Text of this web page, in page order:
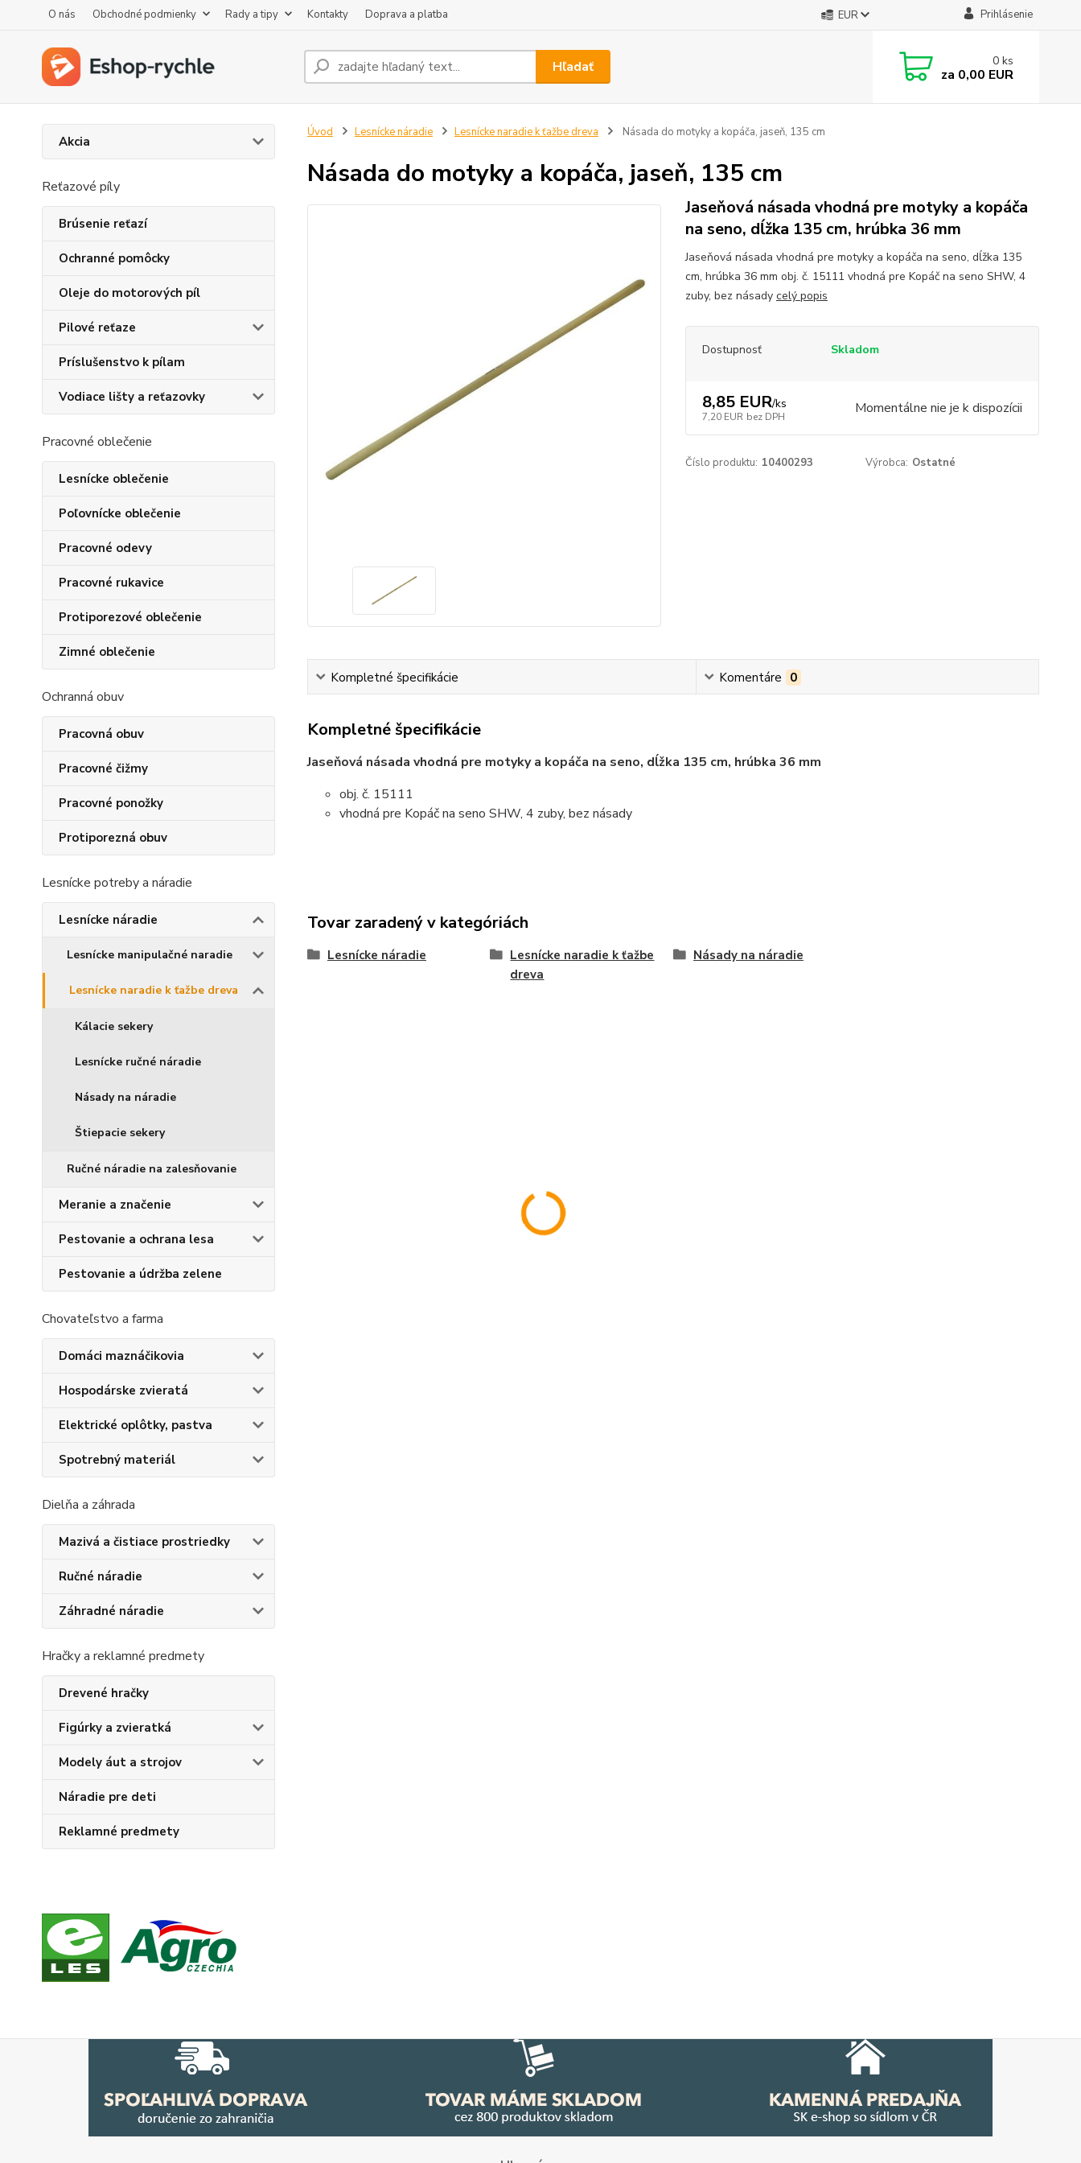
O nás Obchodné podmienky Rady a tipy Kontakty Doprava a platba EUR Prihlásenie
Hľadať 0 ks
za 0,00 EUR
Akcia
Reťazové píly
Brúsenie reťazí
Ochranné pomôcky
Oleje do motorových píl
Pilové reťaze
Príslušenstvo k pílam
Vodiace lišty a reťazovky
Pracovné oblečenie
Lesnícke oblečenie
Poľovnícke oblečenie
Pracovné odevy
Pracovné rukavice
Protiporezové oblečenie
Zimné oblečenie
Ochranná obuv
Pracovná obuv
Pracovné čižmy
Pracovné ponožky
Protiporezná obuv
Lesnícke potreby a náradie
Lesnícke náradie
Lesnícke manipulačné naradie
Lesnícke naradie k ťažbe dreva
Kálacie sekery
Lesnícke ručné náradie
Násady na náradie
Štiepacie sekery
Ručné náradie na zalesňovanie
Meranie a značenie
Pestovanie a ochrana lesa
Pestovanie a údržba zelene
Chovateľstvo a farma
Domáci maznáčikovia
Hospodárske zvieratá
Elektrické oplôtky, pastva
Spotrebný materiál
Dielňa a záhrada
Mazivá a čistiace prostriedky
Ručné náradie
Záhradné náradie
Hračky a reklamné predmety
Drevené hračky
Figúrky a zvieratká
Modely áut a strojov
Náradie pre deti
Reklamné predmety
Úvod Lesnícke náradie Lesnícke naradie k ťažbe dreva Násada do motyky a kopáča, jaseň, 135 cm
Násada do motyky a kopáča, jaseň, 135 cm
Jaseňová násada vhodná pre motyky a kopáča
na seno, dĺžka 135 cm, hrúbka 36 mm
Jaseňová násada vhodná pre motyky a kopáča na seno, dĺžka 135
cm, hrúbka 36 mm obj. č. 15111 vhodná pre Kopáč na seno SHW, 4
zuby, bez násady celý popis
Dostupnosť Skladom
8,85 EUR/ks
7,20 EUR bez DPH Momentálne nie je k dispozícii
Číslo produktu: 10400293 Výrobca: Ostatné
Kompletné špecifikácie Komentáre 0
Kompletné špecifikácie
Jaseňová násada vhodná pre motyky a kopáča na seno, dĺžka 135 cm, hrúbka 36 mm
obj. č. 15111
vhodná pre Kopáč na seno SHW, 4 zuby, bez násady
Tovar zaradený v kategóriách
Lesnícke náradie
Lesnícke naradie k ťažbe
dreva
Násady na náradie